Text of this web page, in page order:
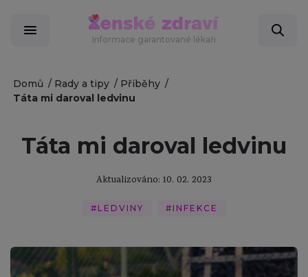
Informace garantované lékaři
Domů Rady a tipy
Příběhy
Táta mi daroval ledvinu
Táta mi daroval ledvinu
Aktualizováno: 10. 02. 2023
#LEDVINY #INFEKCE